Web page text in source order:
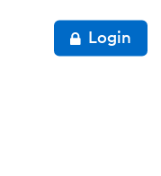
Login